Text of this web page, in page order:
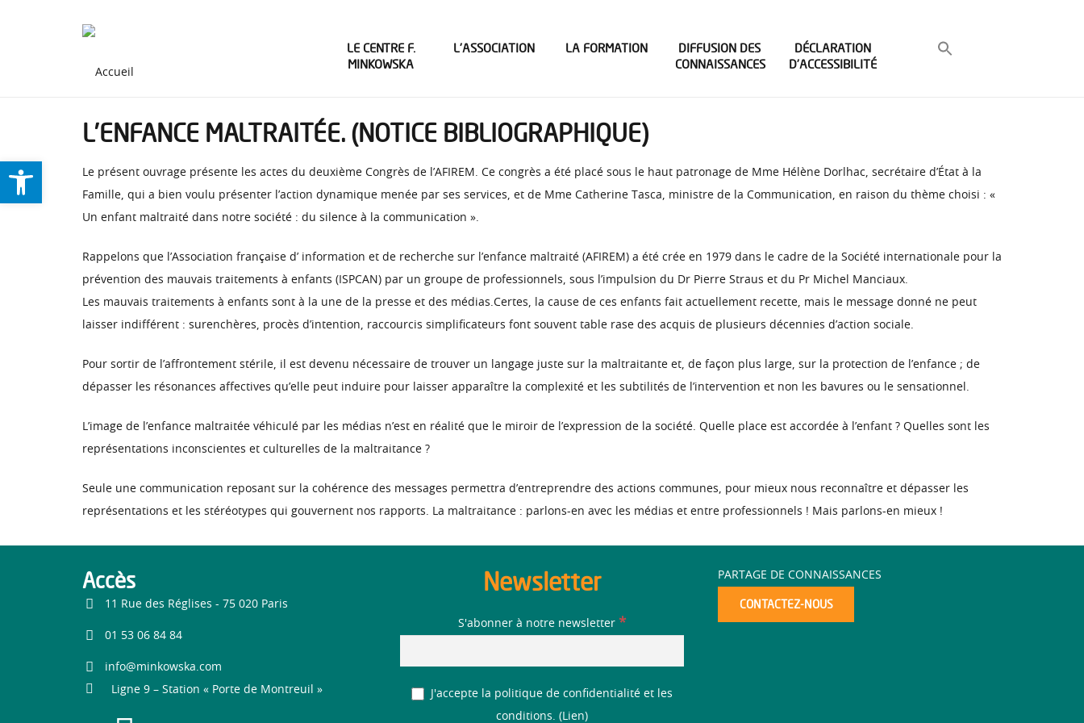
LE CENTRE F.
MINKOWSKA
L’ASSOCIATION LA FORMATION
DIFFUSION DES
CONNAISSANCES
DÉCLARATION
D’ACCESSIBILITÉ
L’ENFANCE MALTRAITÉE. (NOTICE BIBLIOGRAPHIQUE)
Le présent ouvrage présente les actes du deuxième Congrès de l’AFIREM. Ce congrès a été placé sous le haut patronage de Mme Hélène Dorlhac, secrétaire d’État à la
Famille, qui a bien voulu présenter l’action dynamique menée par ses services, et de Mme Catherine Tasca, ministre de la Communication, en raison du thème choisi : «
Un enfant maltraité dans notre société : du silence à la communication ».
Rappelons que l’Association française d’ information et de recherche sur l’enfance maltraité (AFIREM) a été crée en 1979 dans le cadre de la Société internationale pour la
prévention des mauvais traitements à enfants (ISPCAN) par un groupe de professionnels, sous l’impulsion du Dr Pierre Straus et du Pr Michel Manciaux.
Les mauvais traitements à enfants sont à la une de la presse et des médias.Certes, la cause de ces enfants fait actuellement recette, mais le message donné ne peut
laisser indifférent : surenchères, procès d’intention, raccourcis simplificateurs font souvent table rase des acquis de plusieurs décennies d’action sociale.
Pour sortir de l’affrontement stérile, il est devenu nécessaire de trouver un langage juste sur la maltraitante et, de façon plus large, sur la protection de l’enfance ; de
dépasser les résonances affectives qu’elle peut induire pour laisser apparaître la complexité et les subtilités de l’intervention et non les bavures ou le sensationnel.
L’image de l’enfance maltraitée véhiculé par les médias n’est en réalité que le miroir de l’expression de la société. Quelle place est accordée à l’enfant ? Quelles sont les
représentations inconscientes et culturelles de la maltraitance ?
Seule une communication reposant sur la cohérence des messages permettra d’entreprendre des actions communes, pour mieux nous reconnaître et dépasser les
représentations et les stéréotypes qui gouvernent nos rapports. La maltraitance : parlons-en avec les médias et entre professionnels ! Mais parlons-en mieux !
Accès
11 Rue des Réglises - 75 020 Paris
01 53 06 84 84
info@minkowska.com
Ligne 9 – Station « Porte de Montreuil »
Newsletter
S'abonner à notre newsletter *
J'accepte la politique de confidentialité et les
conditions. ( Lien)
PARTAGE DE CONNAISSANCES
CONTACTEZ-NOUS
Ouvrir la barre d’outils